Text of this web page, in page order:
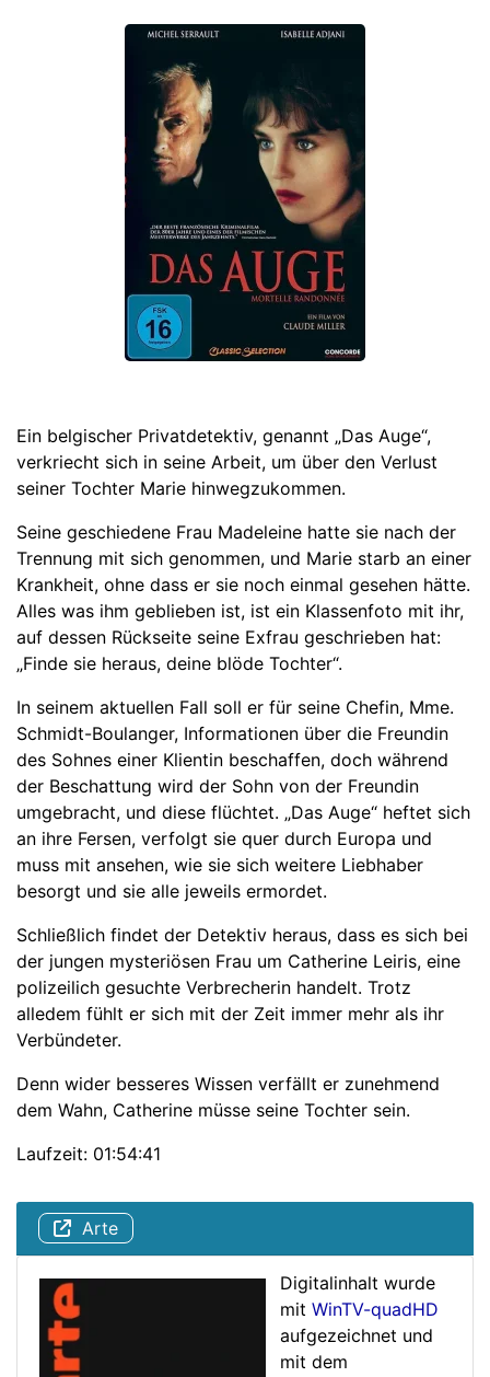
Ein belgischer Privatdetektiv, genannt „Das Auge“,
verkriecht sich in seine Arbeit, um über den Verlust
seiner Tochter Marie hinwegzukommen.
Seine geschiedene Frau Madeleine hatte sie nach der
Trennung mit sich genommen, und Marie starb an einer
Krankheit, ohne dass er sie noch einmal gesehen hätte.
Alles was ihm geblieben ist, ist ein Klassenfoto mit ihr,
auf dessen Rückseite seine Exfrau geschrieben hat:
„Finde sie heraus, deine blöde Tochter“.
In seinem aktuellen Fall soll er für seine Chefin, Mme.
Schmidt-Boulanger, Informationen über die Freundin
des Sohnes einer Klientin beschaffen, doch während
der Beschattung wird der Sohn von der Freundin
umgebracht, und diese flüchtet. „Das Auge“ heftet sich
an ihre Fersen, verfolgt sie quer durch Europa und
muss mit ansehen, wie sie sich weitere Liebhaber
besorgt und sie alle jeweils ermordet.
Schließlich findet der Detektiv heraus, dass es sich bei
der jungen mysteriösen Frau um Catherine Leiris, eine
polizeilich gesuchte Verbrecherin handelt. Trotz
alledem fühlt er sich mit der Zeit immer mehr als ihr
Verbündeter.
Denn wider besseres Wissen verfällt er zunehmend
dem Wahn, Catherine müsse seine Tochter sein.
Laufzeit: 01:54:41
Arte
Digitalinhalt wurde
mit WinTV-quadHD
aufgezeichnet und
mit dem